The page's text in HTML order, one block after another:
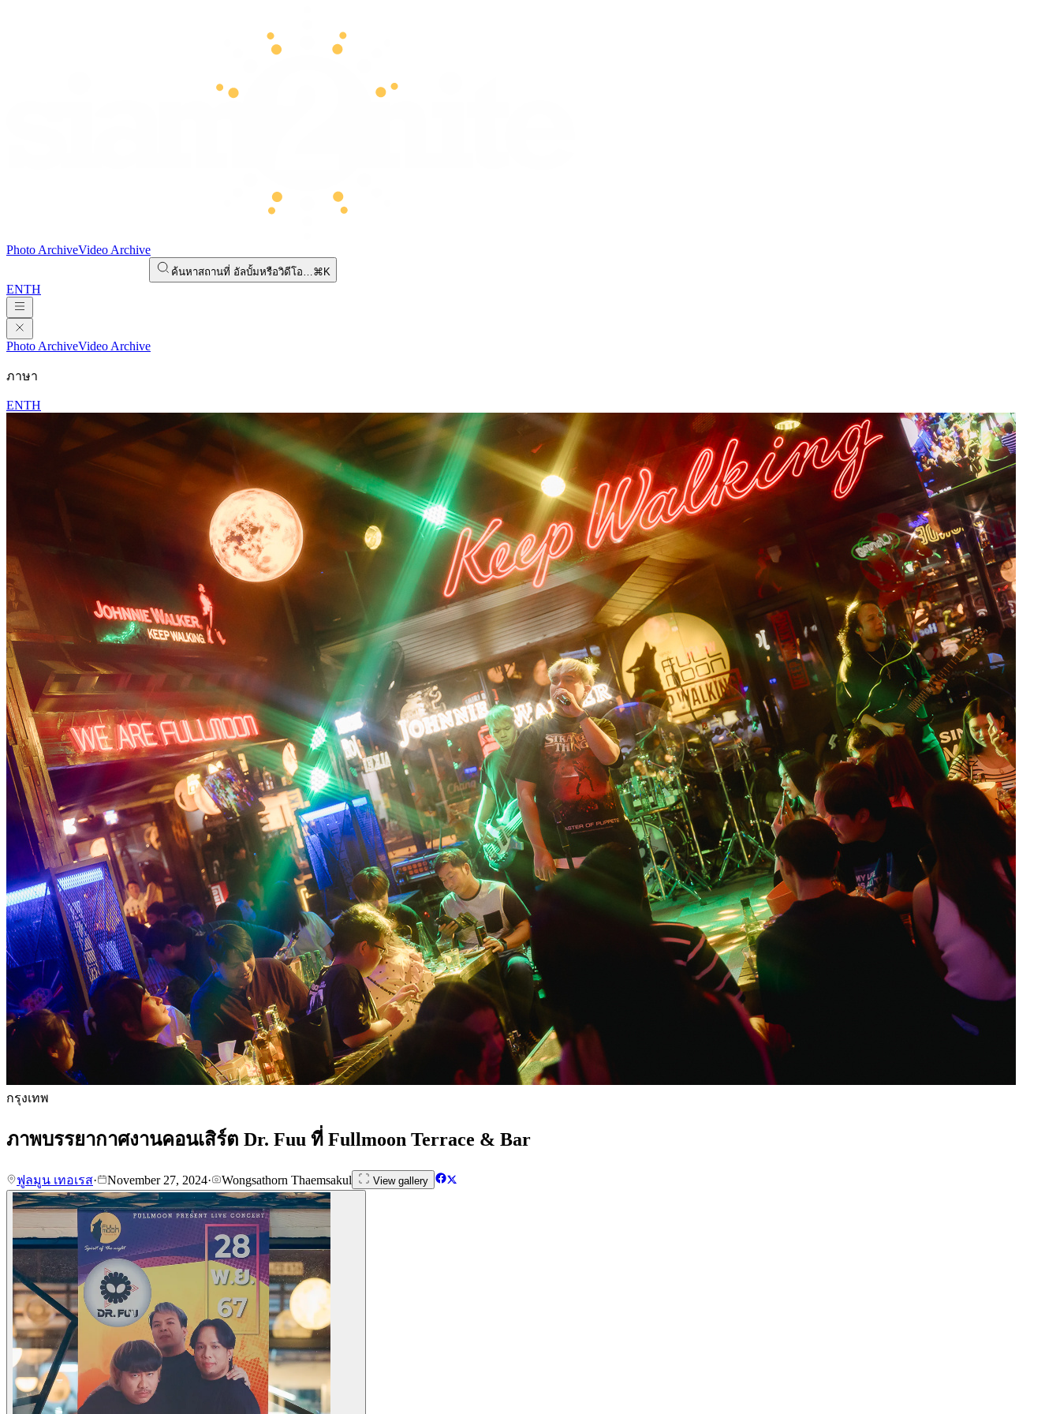
Photo ArchiveVideo Archive
ค้นหาสถานที่ อัลบั้มหรือวิดีโอ…⌘K
ENTH
Photo ArchiveVideo Archive
ภาษา
ENTH
กรุงเทพ
ภาพบรรยากาศงานคอนเสิร์ต Dr. Fuu ที่ Fullmoon Terrace & Bar
ฟูลมูน เทอเรส· November 27, 2024· Wongsathorn Thaemsakul View gallery